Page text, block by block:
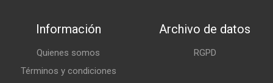
Información
Quienes somos
Términos y condiciones
Archivo de datos
RGPD